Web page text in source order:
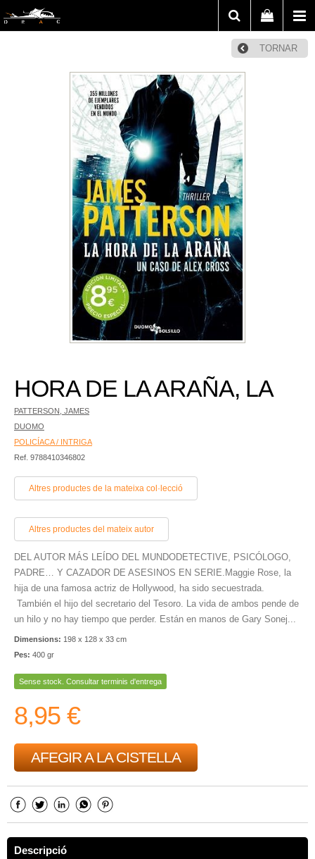
TORNAR
HORA DE LA ARAÑA, LA
PATTERSON, JAMES
DUOMO
POLICÍACA / INTRIGA
Ref. 9788410346802
Altres productes de la mateixa col·lecció
Altres productes del mateix autor
DEL AUTOR MÁS LEÍDO DEL MUNDODETECTIVE, PSICÓLOGO,
PADRE… Y CAZADOR DE ASESINOS EN SERIE.Maggie Rose, la
hija de una famosa actriz de Hollywood, ha sido secuestrada.
También el hijo del secretario del Tesoro. La vida de ambos pende de
un hilo y no hay tiempo que perder. Están en manos de Gary Sonej...
Dimensions: 198 x 128 x 33 cm
Pes: 400 gr
Sense stock. Consultar terminis d'entrega
8,95 €
AFEGIR A LA CISTELLA
Descripció